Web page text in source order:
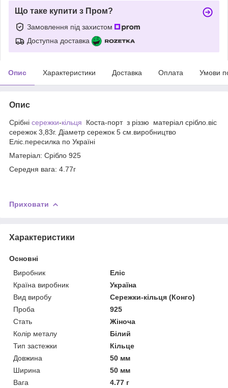
Що таке купити з Пром?
Замовлення під захистом
Доступна доставка
Опис Характеристики Доставка Оплата Умови
Опис
Срібні сережки-кільця Коста-порт з різзю матеріал срібло.віс
сережок 3,83г. Діаметр сережок 5 см.виробництво
Еліс.пересилка по Україні
Матеріал: Срібло 925
Середня вага: 4.77г
Приховати
Характеристики
Основні
Виробник
Еліс
Країна виробник
Україна
Вид виробу
Сережки-кільця (Конго)
Проба
925
Стать
Жіноча
Колір металу
Білий
Тип застежки
Кільце
Довжина
50 мм
Ширина
50 мм
Вага
4.77 г